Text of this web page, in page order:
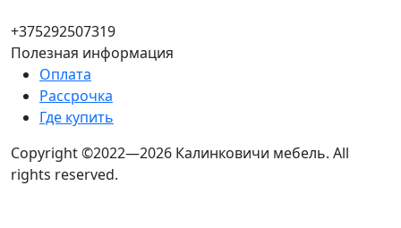
+375292507319
Полезная информация
Оплата
Рассрочка
Где купить
Copyright ©2022—2026 Калинковичи мебель. All
rights reserved.